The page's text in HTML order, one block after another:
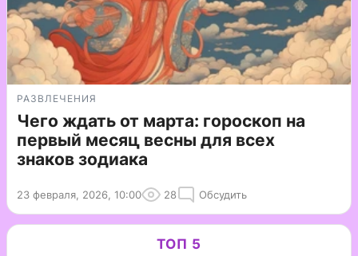
РАЗВЛЕЧЕНИЯ
Чего ждать от марта: гороскоп на
первый месяц весны для всех
знаков зодиака
23 февраля, 2026, 10:00 28 Обсудить
ТОП 5